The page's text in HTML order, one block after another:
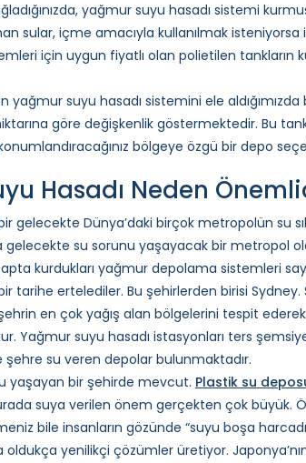
yağmur suyu hasadı sistemi
sular, içme amacıyla kullanılmak
için uygun fiyatlı olan polietilen tankların
yağmur suyu hasadı sistemini ele
göre değişkenlik göstermektedir. Bu
bölgeye özgü bir depo
Hasadı Neden
gelecekte Dünya’daki birçok metropolün su
gelecekte su sorunu yaşayacak bir metropol
kurdukları yağmur depolama sistemleri
tarihe ertelediler. Bu şehirlerden birisi Sydney.
en çok yağış alan bölgelerini tespit
Yağmur suyu hasadı istasyonları ters
şehre su veren depolar bulunmaktadır.
yaşayan bir şehirde mevcut. Plastik su
suya verilen önem gerçekten çok büyük.
bile insanların gözünde “suyu boşa
yenilikçi çözümler üretiyor.